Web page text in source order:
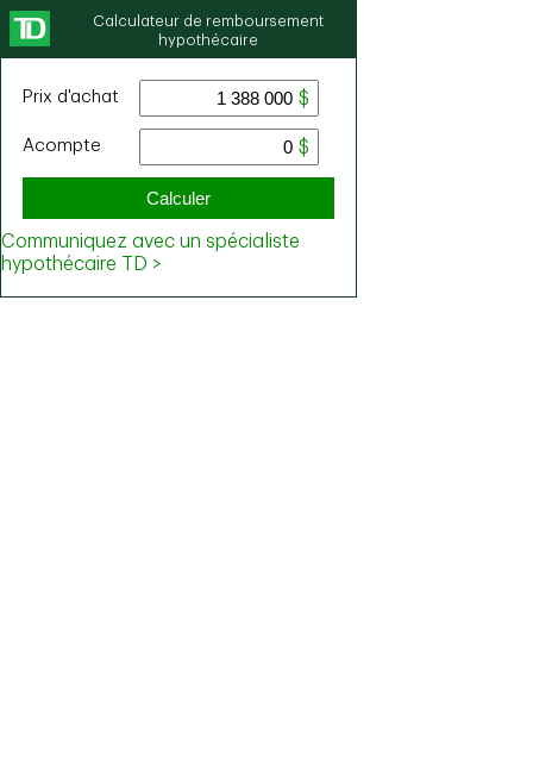
Calculateur de remboursement
hypothécaire
Prix ​​d'achat
Acompte
Calculer
Communiquez avec un spécialiste
hypothécaire TD >